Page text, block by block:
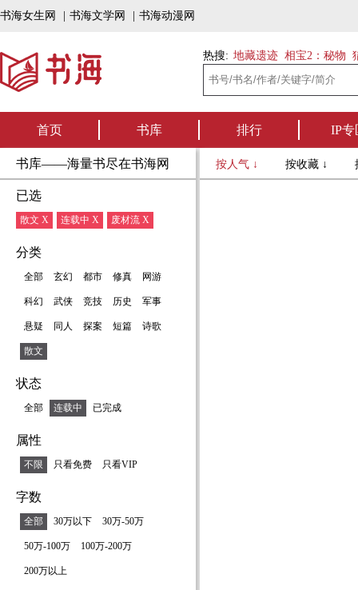
书海女生网 书海文学网 书海动漫网
热搜: 地藏遗迹 相宝2：秘物
首页 书库 排行 IP专
书库——海量书尽在书海网
已选
散文 X 连载中 X 废材流 X
分类
全部 玄幻 都市 修真 网游
科幻 武侠 竞技 历史 军事
悬疑 同人 探案 短篇 诗歌
散文
状态
全部 连载中 已完成
属性
不限 只看免费 只看VIP
字数
全部 30万以下 30万-50万
50万-100万 100万-200万
200万以上
按人气 ↓ 按收藏 ↓